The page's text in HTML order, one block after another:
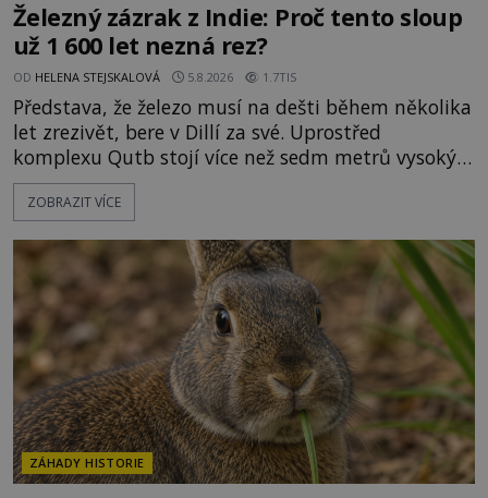
Železný zázrak z Indie: Proč tento sloup
už 1 600 let nezná rez?
OD HELENA STEJSKALOVÁ 5.8.2026 1.7TIS
Představa, že železo musí na dešti během několika
let zrezivět, bere v Dillí za své. Uprostřed
komplexu Qutb stojí více než sedm metrů vysoký
železný sloup, který už přibližně 1 600 let odolává
počasí s jen nepatrnými stopami koroze. Jeho
ztracených technologiích či tajemných
materiálech. Moderní metalurgie však ukazuje, že
skutečné vysvětlení je ješt
ZOBRAZIT VÍCE
ZÁHADY HISTORIE